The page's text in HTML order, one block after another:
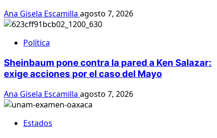
Ana Gisela Escamilla agosto 7, 2026
Política
Sheinbaum pone contra la pared a Ken Salazar:
exige acciones por el caso del Mayo
Ana Gisela Escamilla agosto 7, 2026
Estados